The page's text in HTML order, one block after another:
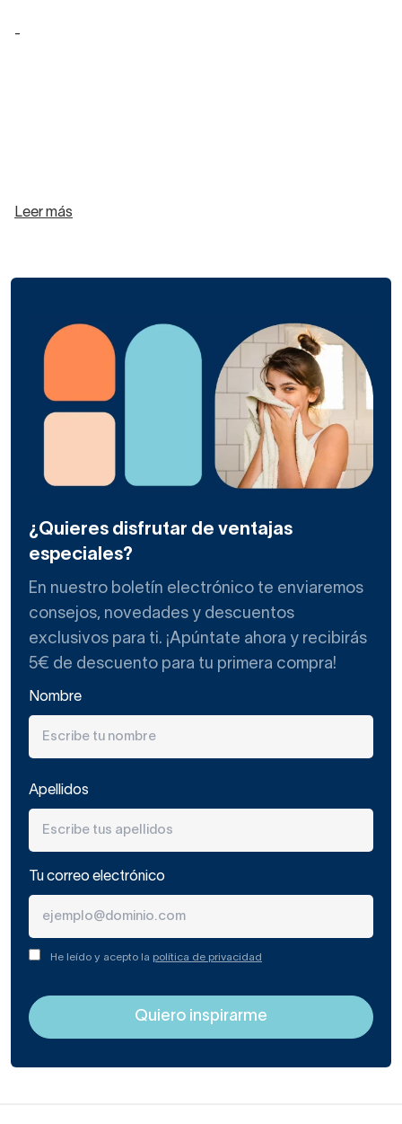
-
Leer más
¿Quieres disfrutar de ventajas
especiales?
En nuestro boletín electrónico te enviaremos
consejos, novedades y descuentos
exclusivos para ti. ¡Apúntate ahora y recibirás
5€ de descuento para tu primera compra!
Nombre
Apellidos
Tu correo electrónico
He leído y acepto la política de privacidad